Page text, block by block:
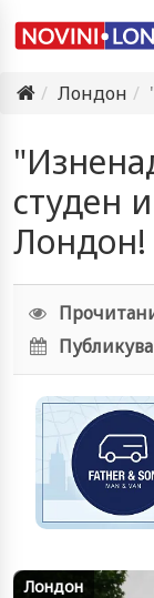
Лондон
студен
Лондон!
Лондон